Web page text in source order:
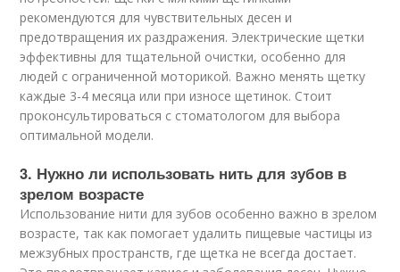
рекомендуются для чувствительных десен и
предотвращения их раздражения. Электрические щетки
эффективны для тщательной очистки, особенно для
людей с ограниченной моторикой. Важно менять щетку
каждые 3-4 месяца или при износе щетинок. Стоит
проконсультироваться с стоматологом для выбора
оптимальной модели.
3. Нужно ли использовать нить для зубов в
зрелом возрасте
Использование нити для зубов особенно важно в зрелом
возрасте, так как помогает удалить пищевые частицы из
межзубных пространств, где щетка не всегда достает.